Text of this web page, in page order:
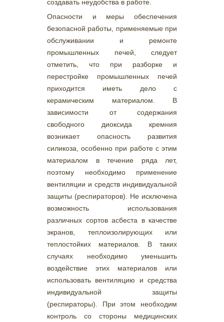
создавать неудобства в работе.
Опасности и меры обеспечения
безопасной работы, применяемые при
обслуживании и ремонте
промышленных печей, следует
отметить, что при разборке и
перестройке промышленных печей
приходится иметь дело с
керамическим материалом. В
зависимости от содержания
свободного диоксида кремния
возникает опасность развития
силикоза, особенно при работе с этим
материалом в течение ряда лет,
поэтому необходимо применение
вентиляции и средств индивидуальной
защиты (респираторов). Не исключена
возможность использования
различных сортов асбеста в качестве
экранов, теплоизолирующих или
теплостойких материалов. В таких
случаях необходимо уменьшить
воздействие этих материалов или
использовать вентиляцию и средства
индивидуальной защиты
(респираторы). При этом необходим
контроль со стороны медицинских